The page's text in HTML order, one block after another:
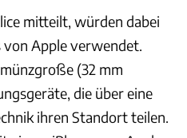
mitteilt, würden dabei
von Apple verwendet.
(32 mm
die über eine
ihren Standort teilen.